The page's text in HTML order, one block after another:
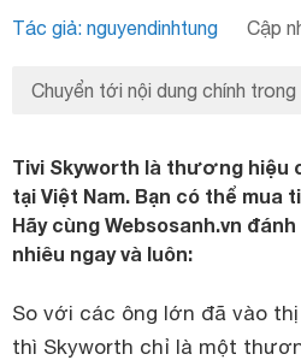
Tác giả: nguyendinhtung Cập
Chuyển tới nội dung chính trong
Tivi Skyworth là thương hiệu
tại Việt Nam. Bạn có thể
Hãy cùng Websosanh.vn
nhiêu ngay và luôn:
So với các ông lớn đã vào
thì Skyworth chỉ là một